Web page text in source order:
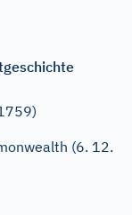
(6. 12.